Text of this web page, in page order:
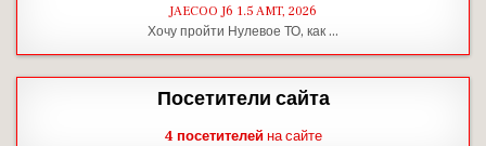
JAECOO J6 1.5 AMT, 2026
Хочу пройти Нулевое ТО, как …
Посетители сайта
4 посетителейна сайте